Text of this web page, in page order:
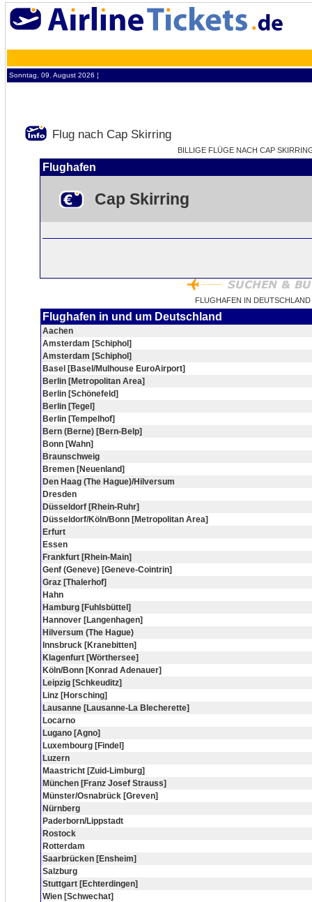
Sonntag, 09. August 2026 ¦
Flug nach Cap Skirring
BILLIGE FLÜGE NACH CAP
Flughafen
Cap Skirring
FLUGHAFEN IN
Flughafen in und um Deutschland
Aachen
Amsterdam [Schiphol]
Amsterdam [Schiphol]
Basel [Basel/Mulhouse EuroAirport]
Berlin [Metropolitan Area]
Berlin [Schönefeld]
Berlin [Tegel]
Berlin [Tempelhof]
Bern (Berne) [Bern-Belp]
Bonn [Wahn]
Braunschweig
Bremen [Neuenland]
Den Haag (The Hague)/Hilversum
Dresden
Düsseldorf [Rhein-Ruhr]
Düsseldorf/Köln/Bonn [Metropolitan Area]
Erfurt
Essen
Frankfurt [Rhein-Main]
Genf (Geneve) [Geneve-Cointrin]
Graz [Thalerhof]
Hahn
Hamburg [Fuhlsbüttel]
Hannover [Langenhagen]
Hilversum (The Hague)
Innsbruck [Kranebitten]
Klagenfurt [Wörthersee]
Köln/Bonn [Konrad Adenauer]
Leipzig [Schkeuditz]
Linz [Horsching]
Lausanne [Lausanne-La Blecherette]
Locarno
Lugano [Agno]
Luxembourg [Findel]
Luzern
Maastricht [Zuid-Limburg]
München [Franz Josef Strauss]
Münster/Osnabrück [Greven]
Nürnberg
Paderborn/Lippstadt
Rostock
Rotterdam
Saarbrücken [Ensheim]
Salzburg
Stuttgart [Echterdingen]
Wien [Schwechat]